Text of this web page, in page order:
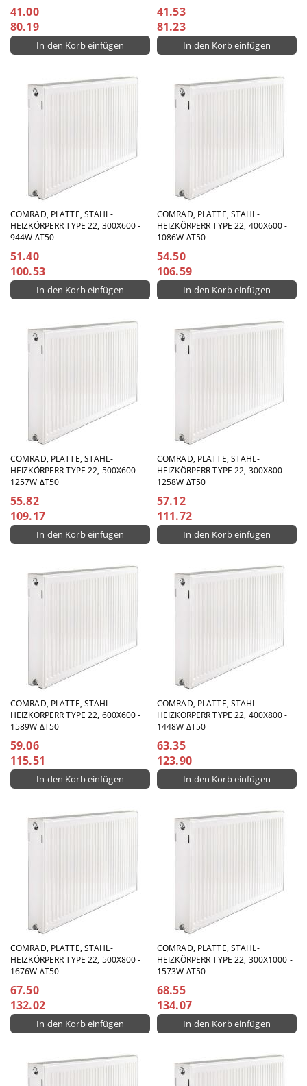
41.00
80.19
41.53
81.23
COMRAD, PLATTE, STAHL-
HEIZKÖRPERR TYPE 22, 300X600 -
944W ΔT50
51.40
100.53
COMRAD, PLATTE, STAHL-
HEIZKÖRPERR TYPE 22, 400X600 -
1086W ΔT50
54.50
106.59
COMRAD, PLATTE, STAHL-
HEIZKÖRPERR TYPE 22, 500X600 -
1257W ΔT50
55.82
109.17
COMRAD, PLATTE, STAHL-
HEIZKÖRPERR TYPE 22, 300X800 -
1258W ΔT50
57.12
111.72
COMRAD, PLATTE, STAHL-
HEIZKÖRPERR TYPE 22, 600X600 -
1589W ΔT50
59.06
115.51
COMRAD, PLATTE, STAHL-
HEIZKÖRPERR TYPE 22, 400X800 -
1448W ΔT50
63.35
123.90
COMRAD, PLATTE, STAHL-
HEIZKÖRPERR TYPE 22, 500X800 -
1676W ΔT50
67.50
132.02
COMRAD, PLATTE, STAHL-
HEIZKÖRPERR TYPE 22, 300X1000 -
1573W ΔT50
68.55
134.07